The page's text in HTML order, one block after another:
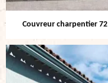
Couvreur charpentier 72